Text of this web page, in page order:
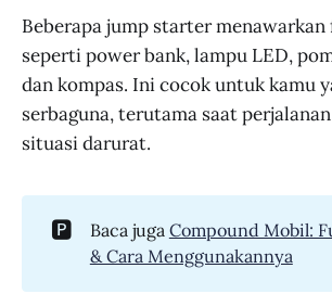
Beberapa jump starter
seperti power bank, lampu LED,
dan kompas. Ini cocok untuk kamu
serbaguna, terutama saat
situasi darurat.
🅿️ Baca juga Compound Mobil:
& Cara Menggunakannya